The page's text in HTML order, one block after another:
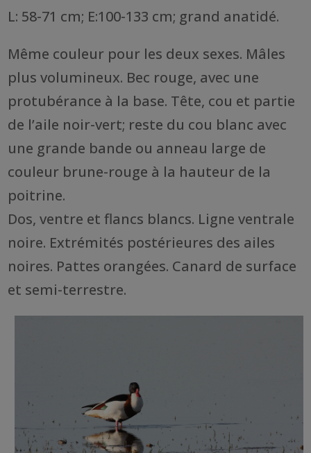
L: 58-71 cm; E:100-133 cm; grand anatidé.
Même couleur pour les deux sexes. Mâles
plus volumineux. Bec rouge, avec une
protubérance à la base. Tête, cou et partie
de l’aile noir-vert; reste du cou blanc avec
une grande bande ou anneau large de
couleur brune-rouge à la hauteur de la
poitrine.
Dos, ventre et flancs blancs. Ligne ventrale
noire. Extrémités postérieures des ailes
noires. Pattes orangées. Canard de surface
et semi-terrestre.